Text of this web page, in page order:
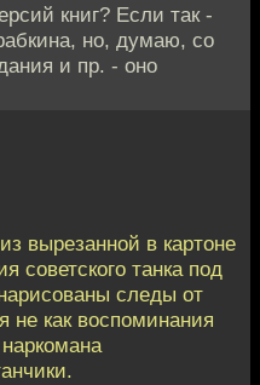
книг? Если так -
но, думаю, со
и пр. - оно
вырезанной в картоне
советского танка под
следы от
не как воспоминания